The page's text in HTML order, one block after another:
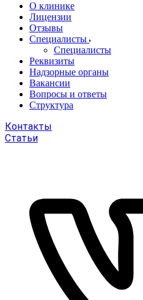
О клинике
Лицензии
Отзывы
Специалисты
Специалисты
Реквизиты
Надзорные органы
Вакансии
Вопросы и ответы
Структура
Контакты
Статьи